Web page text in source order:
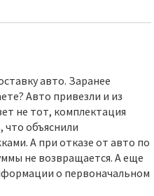
авто. Заранее
Авто привезли и из
не тот, комплектация
что объяснили
А при отказе от авто по
не возвращается. А еще
о первоначальном